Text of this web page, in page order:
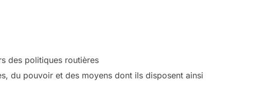
des politiques routières
du pouvoir et des moyens dont ils disposent ainsi